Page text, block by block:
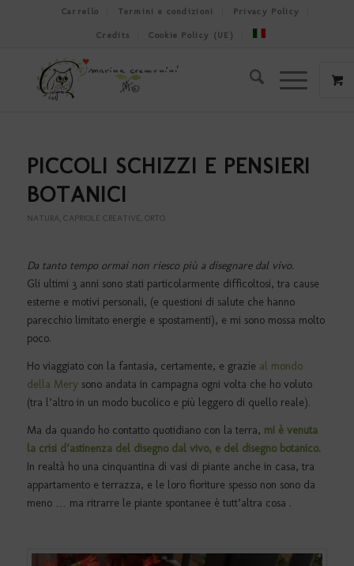
Carrello Termini e condizioni Privacy Policy
Credits Cookie Policy (UE)
PICCOLI SCHIZZI E PENSIERI
BOTANICI
NATURA, CAPRIOLE CREATIVE, ORTO
Da tanto tempo ormai non riesco più a disegnare dal vivo.
Gli ultimi 3 anni sono stati particolarmente difficoltosi, tra cause
esterne e motivi personali, (e questioni di salute che hanno
parecchio limitato energie e spostamenti), e mi sono mossa molto
poco.
Ho viaggiato con la fantasia, certamente, e grazie al mondo
della Merysono andata in campagna ogni volta che ho voluto
(tra l’altro in un modo bucolico e più leggero di quello reale).
Ma da quando ho contatto quotidiano con la terra, mi è venuta
la crisi d’astinenza del disegno dal vivo, e del disegno botanico.
In realtà ho una cinquantina di vasi di piante anche in casa, tra
appartamento e terrazza, e le loro fioriture spesso non sono da
meno … ma ritrarre le piante spontanee è tutt’altra cosa .